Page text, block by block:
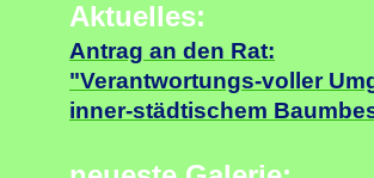
Aktuelles:
Antrag an den Rat:
"Verantwortungs-voller
inner-städtischem